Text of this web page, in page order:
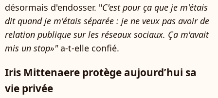
désormais d'endosser. "C'est pour ça que je m'étais
dit quand je m'étais séparée : je ne veux pas avoir de
relation publique sur les réseaux sociaux. Ça m'avait
mis un stop»"a-t-elle confié.
Iris Mittenaere protège aujourd’hui sa
vie privée